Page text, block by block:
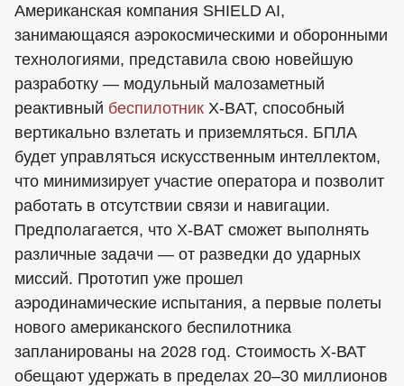
Американская компания SHIELD AI,
занимающаяся аэрокосмическими и оборонными
технологиями, представила свою новейшую
разработку — модульный малозаметный
реактивный беспилотник X-BAT, способный
вертикально взлетать и приземляться. БПЛА
будет управляться искусственным интеллектом,
что минимизирует участие оператора и позволит
работать в отсутствии связи и навигации.
Предполагается, что X-BAT сможет выполнять
различные задачи — от разведки до ударных
миссий. Прототип уже прошел
аэродинамические испытания, а первые полеты
нового американского беспилотника
запланированы на 2028 год. Стоимость Х-ВАТ
обещают удержать в пределах 20–30 миллионов